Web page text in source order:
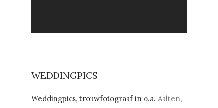
WEDDINGPICS
Weddingpics, trouwfotograaf in o.a.Aalten,